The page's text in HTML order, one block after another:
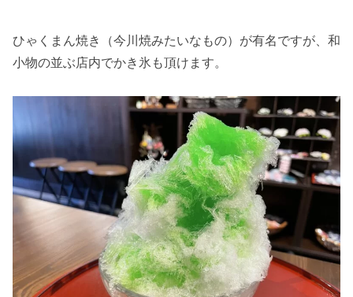
ひゃくまん焼き（今川焼みたいなもの）が有名ですが、和
小物の並ぶ店内でかき氷も頂けます。